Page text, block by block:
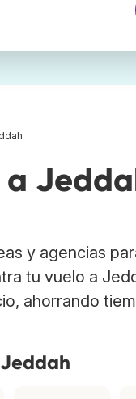
y agencias
tu vuelo a
ahorrando